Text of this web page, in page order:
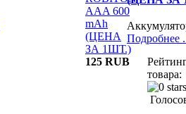
Подробнее
125 RUB
товара: